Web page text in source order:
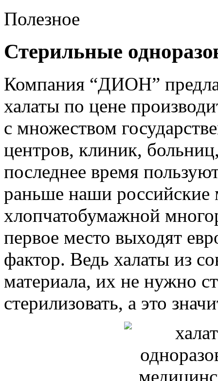
Полезное
Стерильные
Компания “ДИОН”
халаты по цене
с множеством
центров, клиник,
последнее время
раньше наши российские
хлопчатобумажной
первое место выходят
фактор. Ведь халаты из
материала, их не нужно
стерилизовать, а это